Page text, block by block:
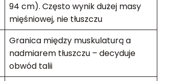
94 cm). Często wynik dużej masy
mięśniowej, nie tłuszczu
Granica między muskulaturą a
nadmiarem tłuszczu – decyduje
obwód talii